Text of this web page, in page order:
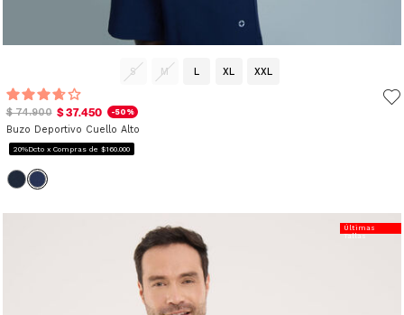
S M L XL XXL
$ 74.900 $ 37.450 -50%
Buzo Deportivo Cuello Alto
20%Dcto x Compras de $160.000
Últimas
Tallas